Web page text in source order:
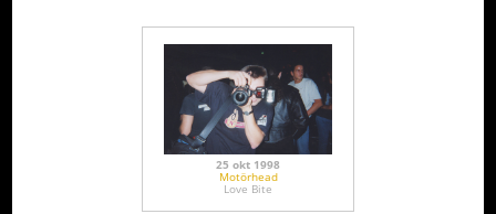
25 okt 1998
Motörhead
Love Bite